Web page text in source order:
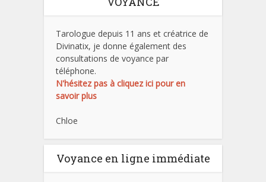
Tarologue depuis 11 ans et créatrice de
Divinatix, je donne également des
consultations de voyance par
téléphone.
N'hésitez pas à cliquez ici pour en
savoir plus
Chloe
Voyance en ligne immédiate